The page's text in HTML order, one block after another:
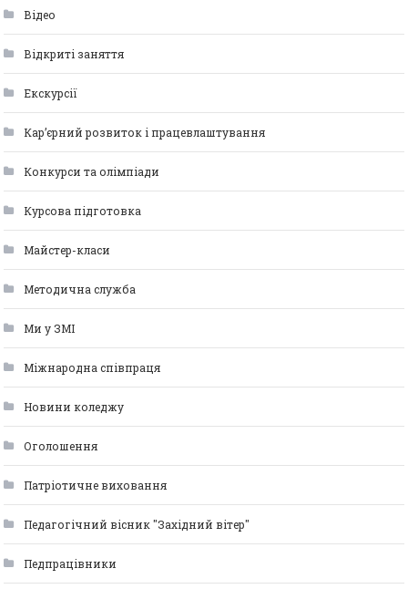
Відео
Відкриті заняття
Екскурсії
Кар’єрний розвиток і працевлаштування
Конкурси та олімпіади
Курсова підготовка
Майстер-класи
Методична служба
Ми у ЗМІ
Міжнародна співпраця
Новини коледжу
Оголошення
Патріотичне виховання
Педагогічний вісник "Західний вітер"
Педпрацівники